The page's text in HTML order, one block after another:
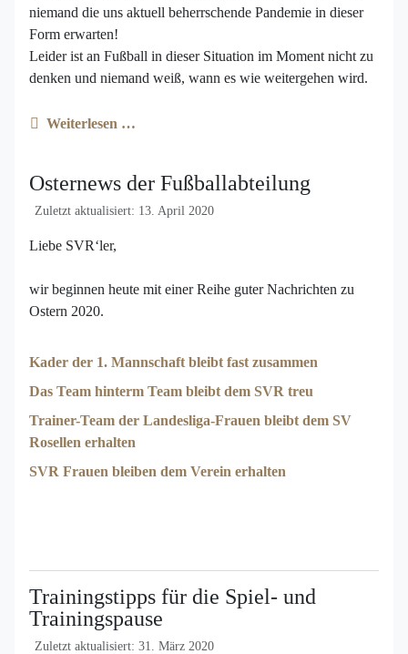
niemand die uns aktuell beherrschende Pandemie in dieser
Form erwarten!
Leider ist an Fußball in dieser Situation im Moment nicht zu
denken und niemand weiß, wann es wie weitergehen wird.
Weiterlesen …
Osternews der Fußballabteilung
Zuletzt aktualisiert: 13. April 2020
Liebe SVR‘ler,
wir beginnen heute mit einer Reihe guter Nachrichten zu
Ostern 2020.
Kader der 1. Mannschaft bleibt fast zusammen
Das Team hinterm Team bleibt dem SVR treu
Trainer-Team der Landesliga-Frauen bleibt dem SV
Rosellen erhalten
SVR Frauen bleiben dem Verein erhalten
Trainingstipps für die Spiel- und
Trainingspause
Zuletzt aktualisiert: 31. März 2020